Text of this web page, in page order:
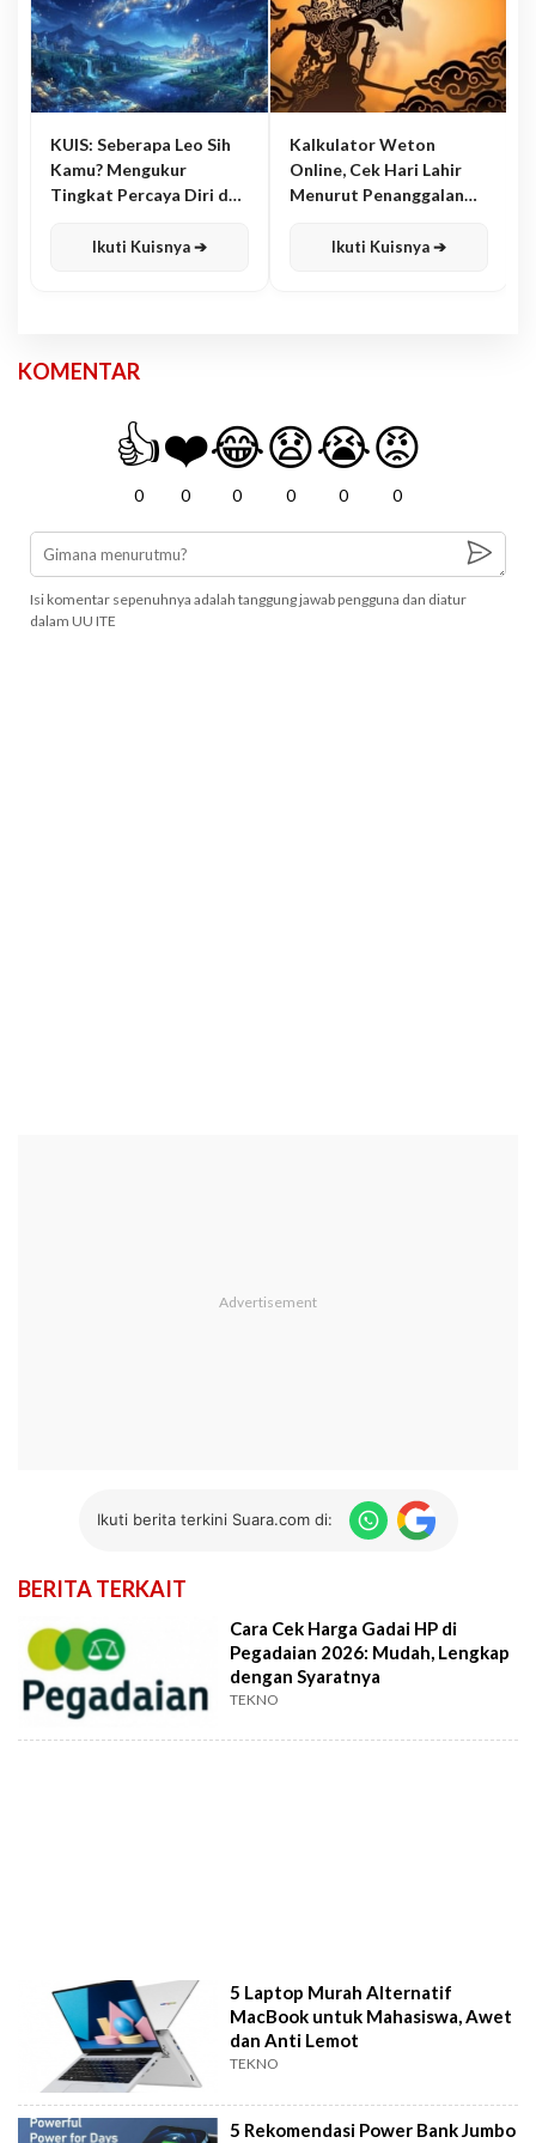
KUIS: Seberapa Leo Sih
Kamu? Mengukur
Tingkat Percaya Diri dan
Ikuti Kuisnya ➔
Kalkulator Weton
Online, Cek Hari Lahir
Menurut Penanggalan
Ikuti Kuisnya ➔
KOMENTAR
👍
0
❤️
0
😂
0
😧
0
😭
0
😡
0
Isi komentar sepenuhnya adalah tanggung jawab pengguna dan diatur
dalam UU ITE
Ikuti berita terkini Suara.com di:
BERITA TERKAIT
Cara Cek Harga Gadai HP di
Pegadaian 2026: Mudah, Lengkap
dengan Syaratnya
TEKNO
5 Laptop Murah Alternatif
MacBook untuk Mahasiswa, Awet
dan Anti Lemot
TEKNO
5 Rekomendasi Power Bank Jumbo